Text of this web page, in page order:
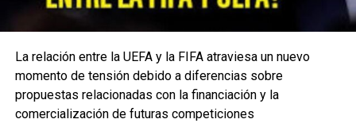
La relación entre la UEFA y la FIFA atraviesa un nuevo
momento de tensión debido a diferencias sobre
propuestas relacionadas con la financiación y la
comercialización de futuras competiciones